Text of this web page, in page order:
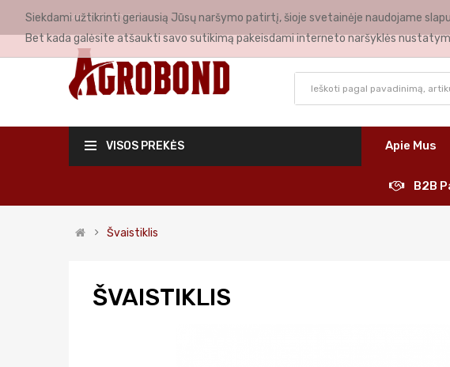
MANO PASKYRA
VISOS PREKĖS Apie Mus
B2B
Švaistiklis
ŠVAISTIKLIS
Siekdami užtikrinti geriausią Jūsų naršymo patirtį, šioje svetainėje naudojame
Bet kada galėsite atšaukti savo sutikimą pakeisdami interneto naršyklės